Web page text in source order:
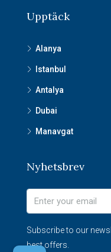
Upptäck
Alanya
Istanbul
Antalya
Dubai
Manavgat
Nyhetsbrev
Subscribe to our
best offers.